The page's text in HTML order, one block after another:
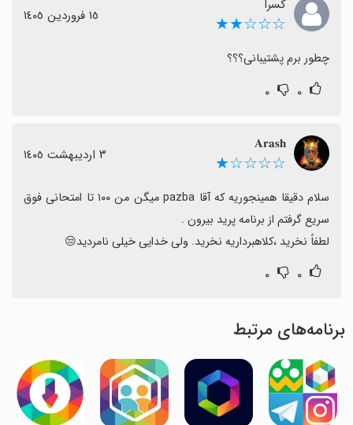
کسرا
☆☆☆★★ ١٥ فروردین ١٤٠٥
چطور برم پشتیبانی؟؟؟
۰ ۰
𝐀𝐫𝐚𝐬𝐡
☆☆☆☆★ ٣ اردیبهشت ١٤٠٥
لطفاً نخرید ،کلاهبرداریه نخرید. ولی خدایی خیلی نامردید😒
۰ ۰
برنامه‌های مرتبط